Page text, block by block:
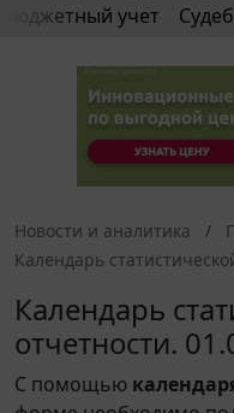
Бюджетный учет
Новости и аналитика
Календарь
Календарь
отчетности.
С помощью